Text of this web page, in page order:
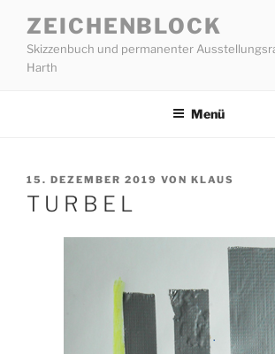
Inhalt
springen
ZEICHENBLOCK
Skizzenbuch und permanenter
Harth
Menü
VERÖFFENTLICHT
AM
15. DEZEMBER 2019 VON KLAUS
T U R B E L